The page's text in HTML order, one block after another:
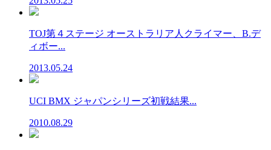
TOJ第４ステージ オーストラリア人クライマー、B.デ
ィボー...
2013.05.24
UCI BMX ジャパンシリーズ初戦結果...
2010.08.29